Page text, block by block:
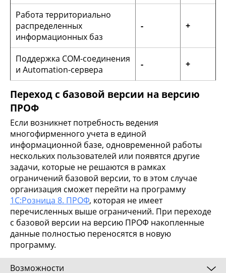
Работа территориально
распределенных
информационных баз
- +
Поддержка COM-соединения
и Automation-сервера
- +
Переход с базовой версии на версию
ПРОФ
Если возникнет потребность ведения
многофирменного учета в единой
информационной базе, одновременной работы
нескольких пользователей или появятся другие
задачи, которые не решаются в рамках
ограничений базовой версии, то в этом случае
организация сможет перейти на программу
1С:Розница 8. ПРОФ, которая не имеет
перечисленных выше ограничений. При переходе
с базовой версии на версию ПРОФ накопленные
данные полностью переносятся в новую
программу.
Возможности